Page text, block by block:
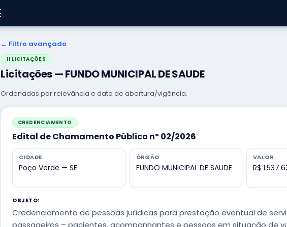
← Filtro avançado
11 LICITAÇÕES
Licitações — FUNDO MUNICIPAL DE SAUDE
Ordenadas por relevância e data de abertura/vigência.
CREDENCIAMENTO
Edital de Chamamento Público nº 02/2026
CIDADE
Poço Verde — SE
ÓRGÃO
FUNDO MUNICIPAL DE SAUDE
VALOR
R$
OBJETO:
Credenciamento de pessoas jurídicas para prestação eventual de
passageiros – pacientes, acompanhantes e pessoas em situação de